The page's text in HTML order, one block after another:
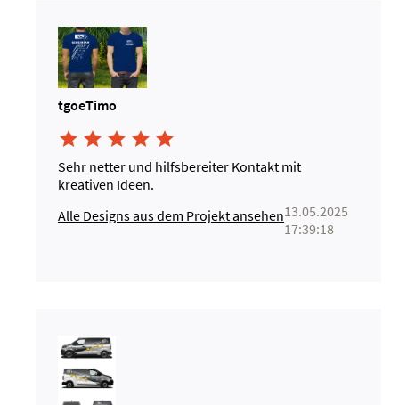
tgoeTimo
    
Sehr netter und hilfsbereiter Kontakt mit
kreativen Ideen.
Alle Designs aus dem Projekt ansehen13.05.2025
17:39:18